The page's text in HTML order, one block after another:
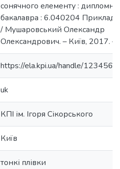
сонячного елементу : дипломна
бакалавра : 6.040204
/ Мушаровський Олександр
Олександрович. – Київ, 2017. –
https://ela.kpi.ua/handle/
uk
КПІ ім. Ігоря Сікорського
Київ
тонкі плівки